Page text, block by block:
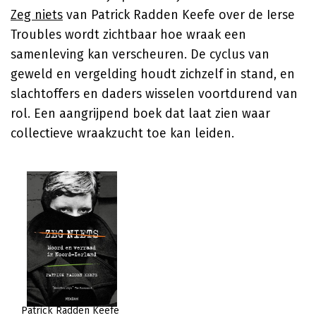
Zeg niets van Patrick Radden Keefe over de Ierse
Troubles wordt zichtbaar hoe wraak een
samenleving kan verscheuren. De cyclus van
geweld en vergelding houdt zichzelf in stand, en
slachtoffers en daders wisselen voortdurend van
rol. Een aangrijpend boek dat laat zien waar
collectieve wraakzucht toe kan leiden.
Patrick Radden Keefe